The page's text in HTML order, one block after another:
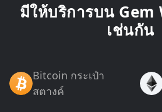
มีให้บริการบน Gem
เช่นกัน
Bitcoin กระเป๋า
สตางค์